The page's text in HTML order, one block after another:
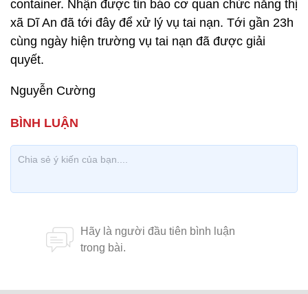
container. Nhận được tin báo cơ quan chức năng thị
xã Dĩ An đã tới đây để xử lý vụ tai nạn. Tới gần 23h
cùng ngày hiện trường vụ tai nạn đã được giải
quyết.
Nguyễn Cường